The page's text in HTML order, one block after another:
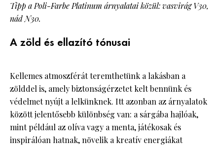
Tipp a Poli-Farbe Platinum árnyalatai közül: vasvirág V30,
nád N30.
A zöld és ellazító tónusai
Kellemes atmoszférát teremthetünk a lakásban a
zölddel is, amely biztonságérzetet kelt bennünk és
védelmet nyújt a lelkünknek. Itt azonban az árnyalatok
között jelentősebb különbség van: a sárgába hajlóak,
mint például az olíva vagy a menta, játékosak és
inspirálóan hatnak, növelik a kreatív energiákat